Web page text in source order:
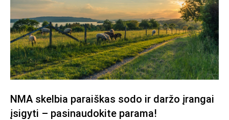
NMA skelbia paraiškas sodo ir daržo įrangai
įsigyti – pasinaudokite parama!